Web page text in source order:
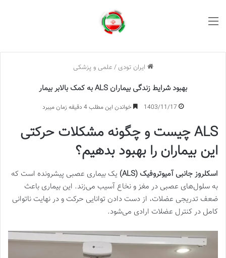
ایران تودی / علمی و پزشکی
بهبود شرایط زندگی بیماران ALS به کمک بالابر بیمار
1403/11/17 خواندن این مطلب 4 دقیقه زمان میبرد
ALSچیست و چگونه مشکلات حرکتی
این بیماران را بهبود بدهیم؟
اسکلروز جانبی آمیوتروفیک (ALS)
یک بیماری عصبی پیشرونده است که
به سلول‌های عصبی در مغز و نخاع آسیب می‌زند. این بیماری باعث
ضعف تدریجی عضلات، از دست دادن توانایی حرکت و در نهایت ناتوانی
کامل در کنترل عضلات ارادی می‌شود.